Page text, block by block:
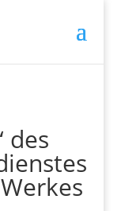
des